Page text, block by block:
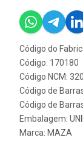
Código do
Código: 170180
Código NCM:
Código de
Código de
Embalagem:
Marca: MAZA